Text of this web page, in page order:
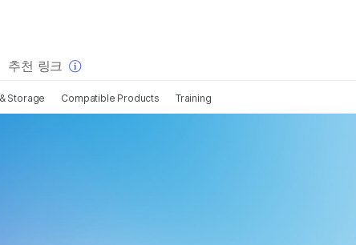
추천 링크
Storage Compatible Products Training
확인하실 수 있습니다. 주요
임상 종양학 연구